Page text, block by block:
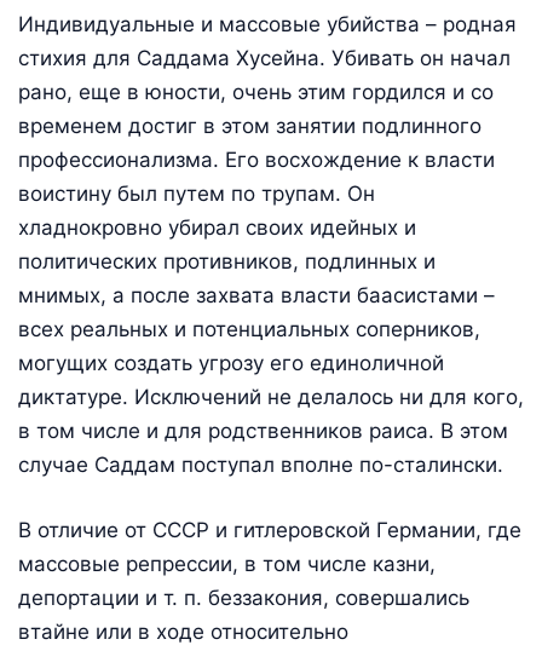
Индивидуальные и массовые убийства – родная
стихия для Саддама Хусейна. Убивать он начал
рано, еще в юности, очень этим гордился и со
временем достиг в этом занятии подлинного
профессионализма. Его восхождение к власти
воистину был путем по трупам. Он
хладнокровно убирал своих идейных и
политических противников, подлинных и
мнимых, а после захвата власти баасистами –
всех реальных и потенциальных соперников,
могущих создать угрозу его единоличной
диктатуре. Исключений не делалось ни для кого,
в том числе и для родственников раиса. В этом
случае Саддам поступал вполне по-сталински.
В отличие от СССР и гитлеровской Германии, где
массовые репрессии, в том числе казни,
депортации и т. п. беззакония, совершались
втайне или в ходе относительно